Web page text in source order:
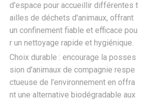
d'espace pour accueillir différentes t
ailles de déchets d'animaux, offrant
un confinement fiable et efficace pou
r un nettoyage rapide et hygiénique.
Choix durable : encourage la posses
sion d'animaux de compagnie respe
ctueuse de l'environnement en offra
nt une alternative biodégradable aux